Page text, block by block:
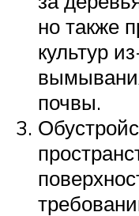
но также
культур
почвы.